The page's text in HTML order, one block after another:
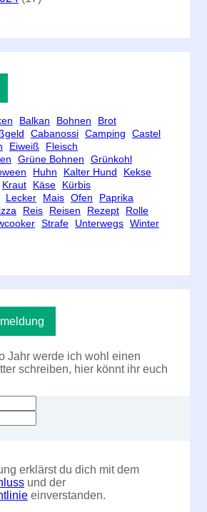
Balkan Bohnen
Brot
Cabanossi Camping
Castel
Eiweiß
Fleisch
Grüne Bohnen
Grünkohl
Huhn Kalter Hund
Kekse
Kraut Käse
Kürbis
Lecker Mais Ofen
Paprika
Reis Reisen Rezept
Rolle
Strafe Unterwegs Winter
Jahr werde ich wohl einen
schreiben, hier könnt ihr euch
erklärst du dich mit dem
und der
einverstanden.